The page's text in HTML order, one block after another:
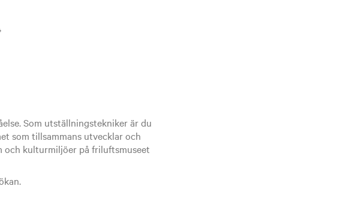
Som utställningstekniker är du
som tillsammans utvecklar och
och kulturmiljöer på friluftsmuseet